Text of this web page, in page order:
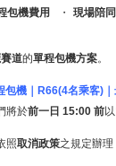
包機費用
現場陪
道的單程包機方案。
包機｜R66(4名乘客)
將於前一日 15:00 前
照取消政策之規定辦理